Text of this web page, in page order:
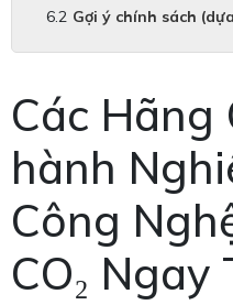
Gợi ý chính sách
Các Hãng
hành
Công
CO₂ Ngay